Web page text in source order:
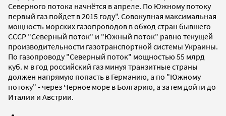
Северного потока начнётся в апреле. По Южному потоку
первый газ пойдет в 2015 году". Совокупная максимальная
мощность морских газопроводов в обход стран бывшего
СССР "Северный поток" и "Южный поток" равно текущей
производительности газотранспортной системы Украины.
По газопроводу "Северный поток" мощностью 55 млрд
куб. м в год российский газ минуя транзитные страны
должен напрямую попасть в Германию, а по "Южному
потоку" - через Черное море в Болгарию, а затем дойти до
Италии и Австрии.